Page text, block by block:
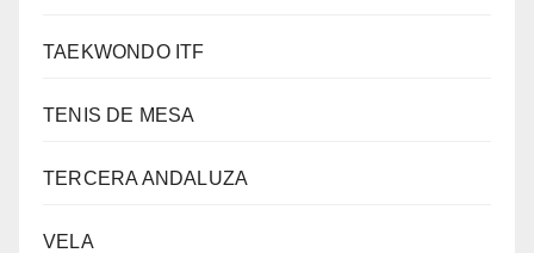
TAEKWONDO ITF
TENIS DE MESA
TERCERA ANDALUZA
VELA